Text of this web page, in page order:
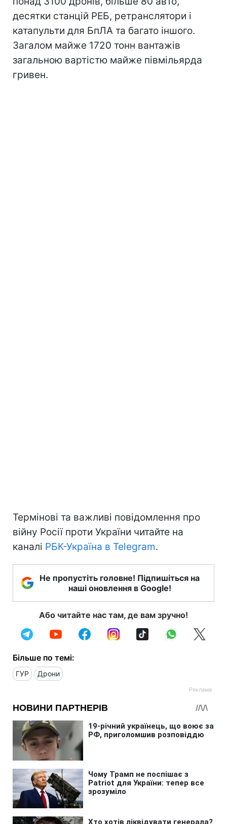
десятки станцій РЕБ, ретранслятори і
катапульти для БпЛА та багато іншого.
Загалом майже 1720 тонн вантажів
загальною вартістю майже півмільярда
гривен.
Термінові та важливі повідомлення про
війну Росії проти України читайте на
каналі РБК-Україна в Telegram.
Не пропустіть головне! Підпишіться на
наші оновлення в Google!
Або читайте нас там, де вам зручно!
Більше по темі:
ГУР Дрони